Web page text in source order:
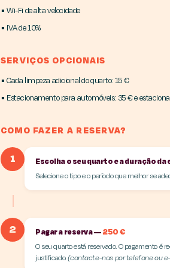
▪ Wi-Fi de alta velocidade
▪ IVA de 10%
SERVIÇOS OPCIONAIS
▪ Cada limpeza adicional do quarto: 15 €
▪ Estacionamento para automóveis: 35 € e
COMO FAZER A RESERVA?
1
Escolha o seu quarto e a duração da
Selecione o tipo e o período que melhor se
2 Pagar a reserva —250 €
O seu quarto está reservado. O pagamento é
justificado.(contacte-nos por telefone ou